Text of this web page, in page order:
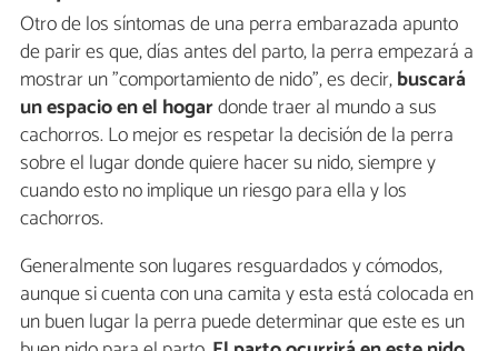
Otro de los síntomas de una perra embarazada apunto
de parir es que, días antes del parto, la perra empezará a
mostrar un "comportamiento de nido", es decir,buscará
un espacio en el hogardonde traer al mundo a sus
cachorros. Lo mejor es respetar la decisión de la perra
sobre el lugar donde quiere hacer su nido, siempre y
cuando esto no implique un riesgo para ella y los
cachorros.
Generalmente son lugares resguardados y cómodos,
aunque si cuenta con una camita y esta está colocada en
un buen lugar la perra puede determinar que este es un